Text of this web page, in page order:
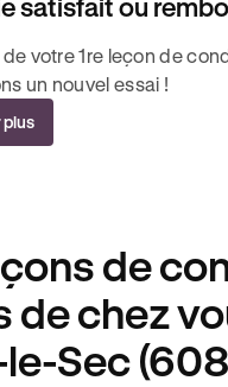
satisfait ou
votre 1re leçon de
un nouvel essai !
plus
de
de chez
Sec